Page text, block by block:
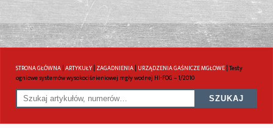
STRONA GŁÓWNA|ARTYKUŁY| ZAGADNIENIA| URZĄDZENIA GAŚNICZE MGŁOWE|Testy
ogniowe systemów wysokociśnieniowej mgły wodnej HI-FOG – 1/2010
SZUKAJ